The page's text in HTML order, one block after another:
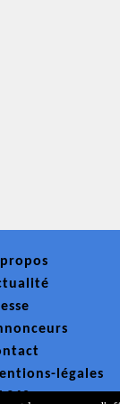
légales